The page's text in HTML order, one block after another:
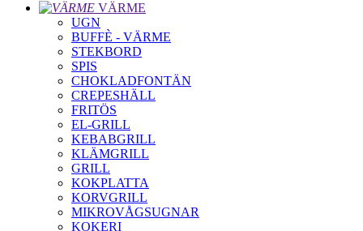
VÄRME
UGN
BUFFÈ - VÄRME
STEKBORD
SPIS
CHOKLADFONTÄN
CREPESHÄLL
FRITÖS
EL-GRILL
KEBABGRILL
KLÄMGRILL
GRILL
KOKPLATTA
KORVGRILL
MIKROVÅGSUGNAR
KOKERI